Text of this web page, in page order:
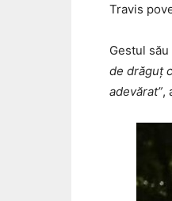
Travis
Gestul
de drăguț
adevărat”,